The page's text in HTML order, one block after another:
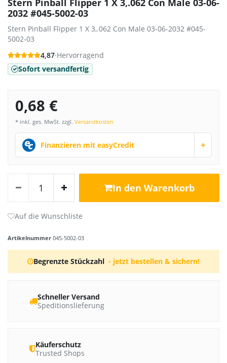
2032 #045-5002-03
Stern Pinball Flipper 1 X 3,.062 Con Male 03-06-2032 #045-
5002-03
4,87·Hervorragend
Sofort versandfertig
0,68 €
* inkl. ges. MwSt. zzgl. Versandkosten
Finanzieren mit easyCredit +
In den Warenkorb
Artikelnummer 045-5002-03
Begrenzte Stückzahl - jetzt bestellen & sichern!
Schneller Versand
Speditionslieferung
Käuferschutz
Trusted Shops